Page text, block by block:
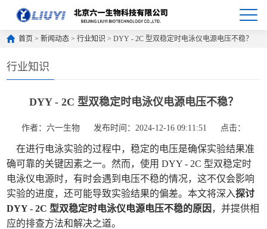
首页 >新闻动态 >行业知识 > DYY - 2C 型双稳定时电泳仪电源电压不稳？
行业知识
DYY - 2C 型双稳定时电泳仪电源电压不稳？
作者：六一生物 发布时间：2024-12-16 09:11:51 点击：
在进行电泳实验的过程中，稳定的电压是确保实验结果准
确可靠的关键因素之一。然而，使用 DYY - 2C 型双稳定时
电泳仪电源时，有时会遇到电压不稳的情况，这不仅会影响
实验的进度，还可能导致实验结果的偏差。本文将深入探讨
DYY - 2C 型双稳定时电泳仪电源电压不稳的原因 ，并提供相
应的排查方法和解决之道。